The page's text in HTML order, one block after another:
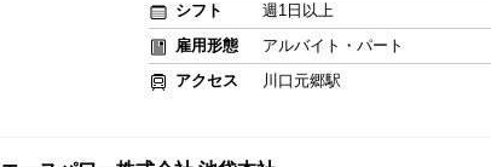
シフト
週1日以上
雇用形態
アルバイト・パート
アクセス
川口元郷駅